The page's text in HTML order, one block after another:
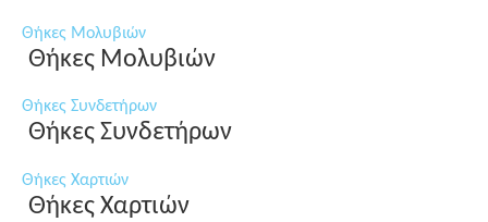
Θήκες Μολυβιών
Θήκες Μολυβιών
Θήκες Συνδετήρων
Θήκες Συνδετήρων
Θήκες Χαρτιών
Θήκες Χαρτιών